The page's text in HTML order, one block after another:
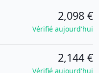
2,098 €
Vérifié aujourd'hui
2,144 €
Vérifié aujourd'hui